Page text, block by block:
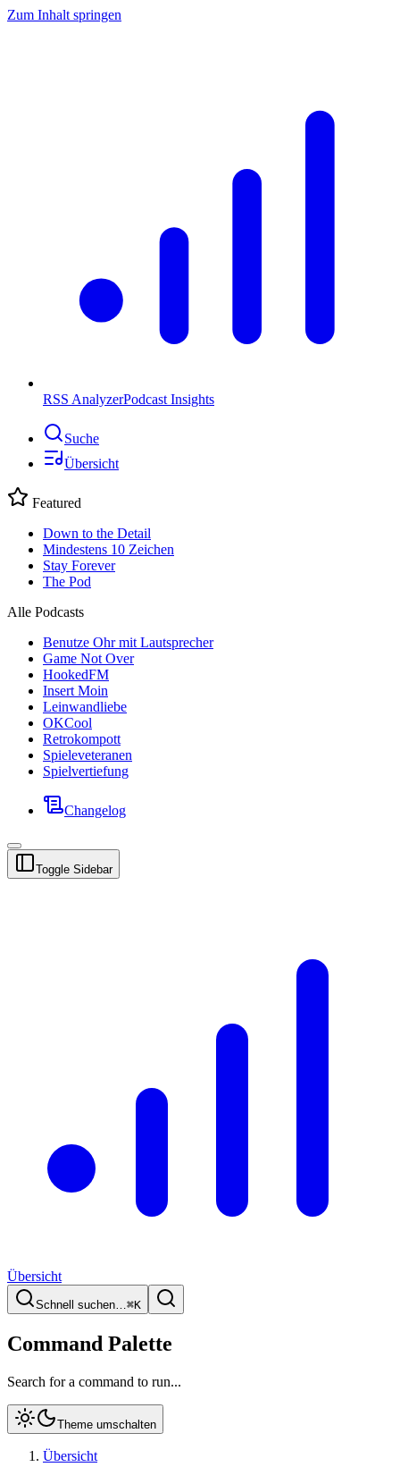
Zum Inhalt springen
RSS AnalyzerPodcast Insights
Suche
Übersicht
Featured
Down to the Detail
Mindestens 10 Zeichen
Stay Forever
The Pod
Alle Podcasts
Benutze Ohr mit Lautsprecher
Game Not Over
HookedFM
Insert Moin
Leinwandliebe
OKCool
Retrokompott
Spieleveteranen
Spielvertiefung
Changelog
Toggle Sidebar
Übersicht
Schnell suchen…⌘K
Command Palette
Search for a command to run...
Theme umschalten
Übersicht